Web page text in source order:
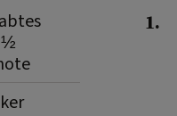
½